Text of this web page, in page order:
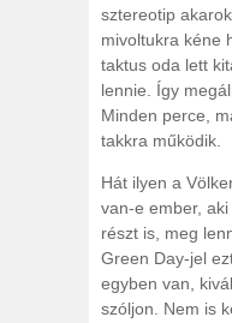
sztereotip
mivoltukra kéne
taktus oda lett
lennie. Így
Minden perce,
takkra működik.
Hát ilyen a
van-e ember,
részt is, meg
Green Day-jel
egyben van,
szóljon. Nem is